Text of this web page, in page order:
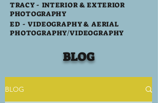
TRACY- INTERIOR & EXTERIOR
PHOTOGRAPHY
ED - VIDEOGRAPHY & AERIAL
PHOTOGRAPHY/VIDEOGRAPHY
BLOG
BLOG